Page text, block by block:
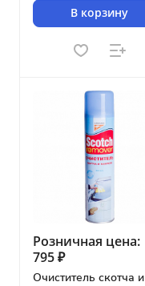
В корзину
Розничная цена:
795 ₽
Очиститель скотча и